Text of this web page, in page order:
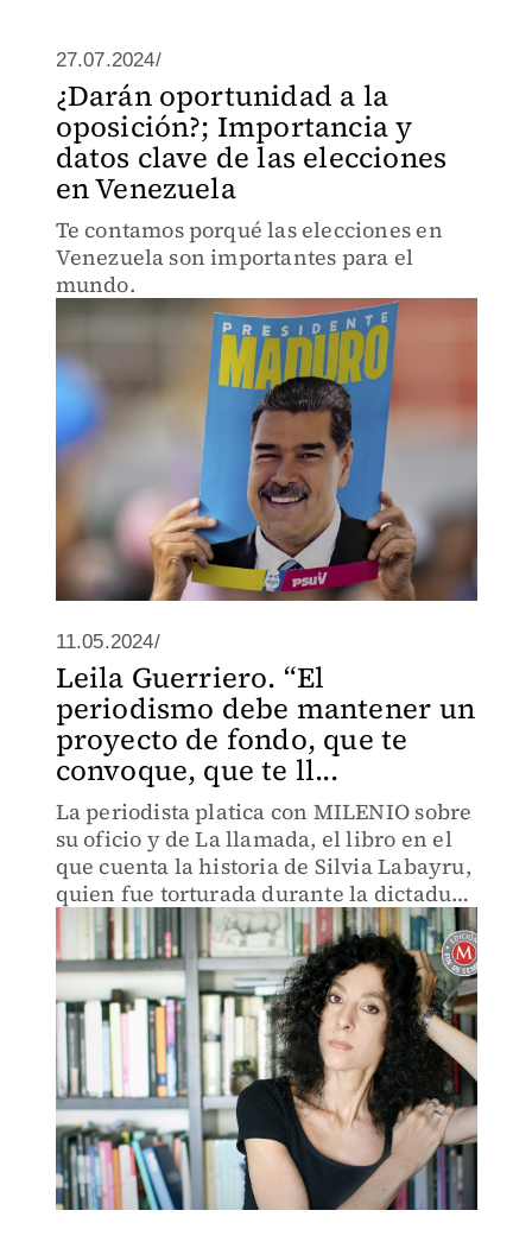
27.07.2024/
¿Darán oportunidad a la
oposición?; Importancia y
datos clave de las elecciones
en Venezuela
Te contamos porqué las elecciones en
Venezuela son importantes para el
mundo.
11.05.2024/
Leila Guerriero. “El
periodismo debe mantener un
proyecto de fondo, que te
convoque, que te ll...
La periodista platica con MILENIO sobre
su oficio y de La llamada, el libro en el
que cuenta la historia de Silvia Labayru,
quien fue torturada durante la dictadura
en Argentina.